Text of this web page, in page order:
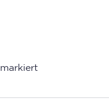
markiert